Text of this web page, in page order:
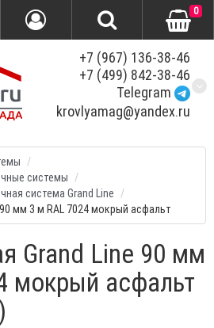
+7 (967) 136-38-46
+7 (499) 842-38-46
Telegram
krovlyamag@yandex.ru
0
системы
система Grand Line
90 мм 3 м RAL 7024 мокрый асфальт
Grand Line 90 мм
мокрый асфальт